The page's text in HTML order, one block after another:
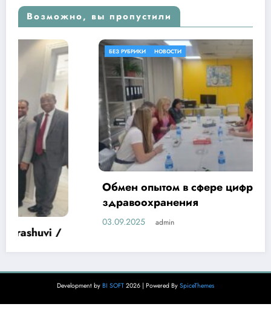
Возможно, вы пропустили
БЕЗ РУБРИКИ
Обмен опытом в сфере цифровизации
здравоохранения
Development by BI SOFT 2026 | Powered By SpiceThemes